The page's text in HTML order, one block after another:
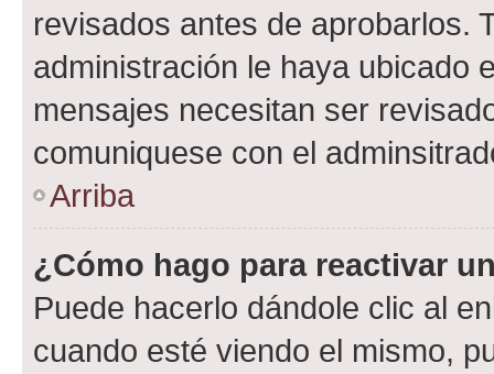
revisados antes de aprobarlos.
administración le haya ubicado
mensajes necesitan ser
comuniquese con el
Arriba
¿Cómo hago para reactivar
Puede hacerlo dándole clic al
cuando esté viendo el mismo,